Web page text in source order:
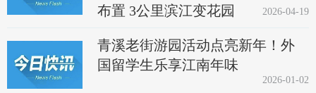
布置 3公里滨江变花园
2026-04-19
青溪老街游园活动点亮新年！外
国留学生乐享江南年味
2026-01-02